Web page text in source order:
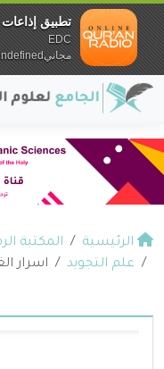
الرئيسية المكتبة
علم التجويد
اسرار
تطبيق إذاعات
EDC
مجانيundefined